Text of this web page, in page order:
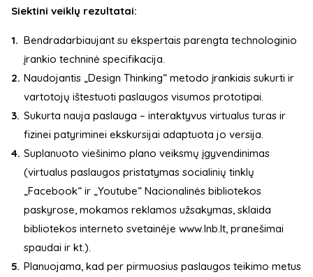
Siektini veiklų rezultatai:
Bendradarbiaujant su ekspertais parengta technologinio
įrankio techninė specifikacija.
Naudojantis „Design Thinking“ metodo įrankiais sukurti ir
vartotojų ištestuoti paslaugos visumos prototipai.
Sukurta nauja paslauga – interaktyvus virtualus turas ir
fizinei patyriminei ekskursijai adaptuota jo versija.
Suplanuoto viešinimo plano veiksmų įgyvendinimas
(virtualus paslaugos pristatymas socialinių tinklų
„Facebook“ ir „Youtube“ Nacionalinės bibliotekos
paskyrose, mokamos reklamos užsakymas, sklaida
bibliotekos interneto svetainėje www.lnb.lt, pranešimai
spaudai ir kt.).
Planuojama, kad per pirmuosius paslaugos teikimo metus